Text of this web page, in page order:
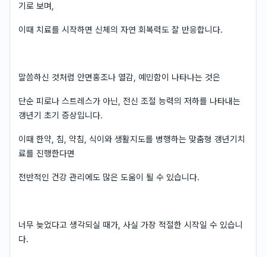
기로 보며,
이때 치료를 시작하면 신체의 자연 회복력도 잘 반응합니다.
말씀하신 것처럼 안면홍조나 열감, 예민함이 나타나는 것은
단순 피로나 스트레스가 아닌, 전신 조절 능력의 저하를 나타내는
갱년기 초기 증상입니다.
이때 한약, 침, 약침, 식이와 생활지도를 병행하는 맞춤형 갱년기치
료를 진행한다면
전반적인 건강 관리에도 많은 도움이 될 수 있습니다.
너무 늦었다고 생각되실 때가, 사실 가장 적절한 시작일 수 있습니
다.